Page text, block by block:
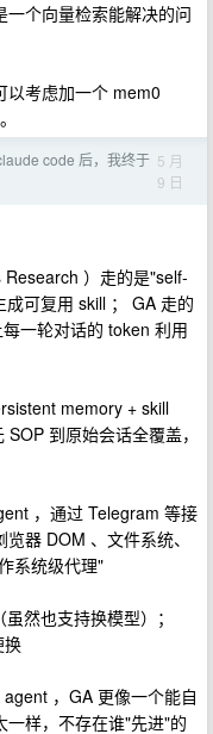
个向量检索能解决的问
以考虑加一个 mem0
code 后，我终于 5 月
9 日
）走的是"self-
可复用 skill ； GA 走的
一轮对话的 token 利用
memory + skill
到原始会话全覆盖，
，通过 Telegram 等接
器 DOM 、文件系统、
系统级代理"
然也支持换模型）；
换
，GA 更像一个能自
一样，不存在谁"先进"的